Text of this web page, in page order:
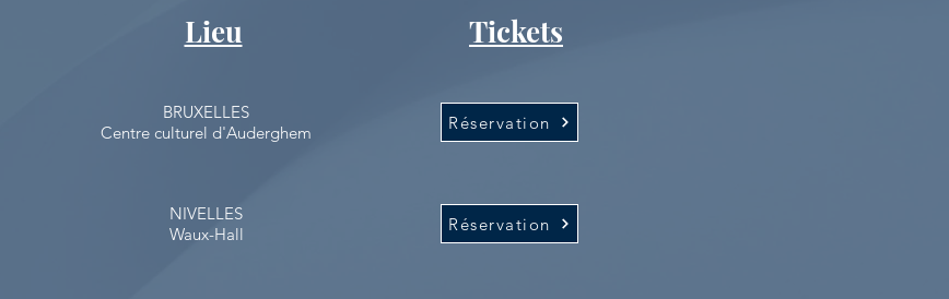
Lieu Tickets
BRUXELLES
Centre culturel d'Auderghem
Réservation
NIVELLES
Waux-Hall
Réservation